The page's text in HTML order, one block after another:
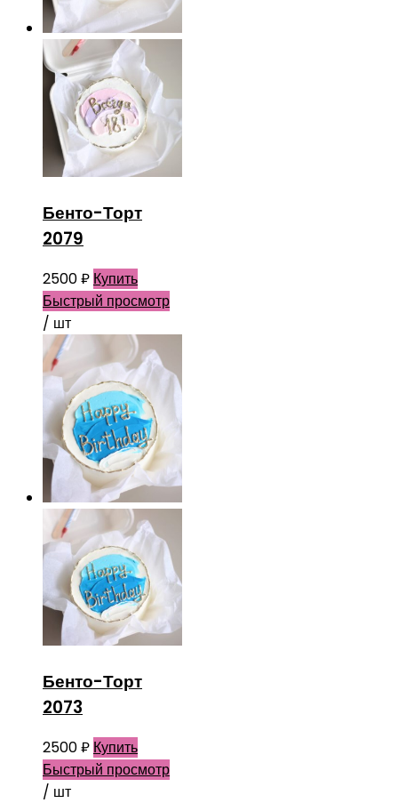
Бенто-Торт
2079
2500₽ Купить
Быстрый просмотр
/ шт
Бенто-Торт
2073
2500₽ Купить
Быстрый просмотр
/ шт